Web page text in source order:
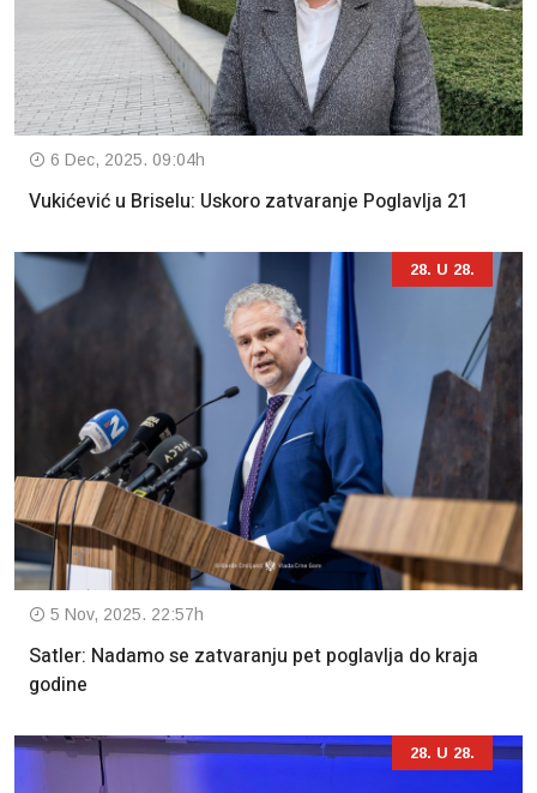
6 Dec, 2025. 09:04h
Vukićević u Briselu: Uskoro zatvaranje Poglavlja 21
28. U 28.
5 Nov, 2025. 22:57h
Satler: Nadamo se zatvaranju pet poglavlja do kraja
godine
28. U 28.